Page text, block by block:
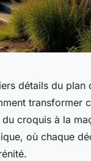
détails du plan
transformer
croquis à la
où chaque